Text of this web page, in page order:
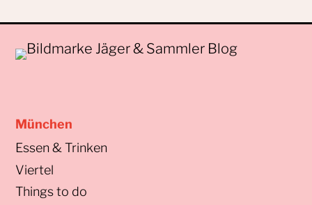
München
Essen & Trinken
Viertel
Things to do